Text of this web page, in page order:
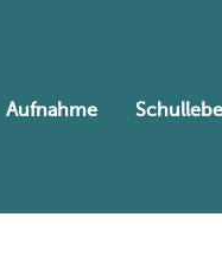
Aufnahme